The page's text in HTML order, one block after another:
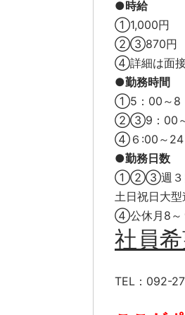
●時給
①1,000円
②③870円
④詳細は面
●勤務時間
①5：00～8
②③9：00～
④６:00～24
●勤務日数
①②③週３日
土日祝日大
④公休月8～
社員
TEL：092-